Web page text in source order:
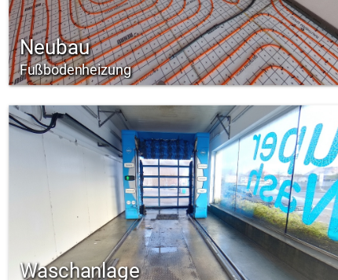
Neubau
Fußbodenheizung
Waschanlage